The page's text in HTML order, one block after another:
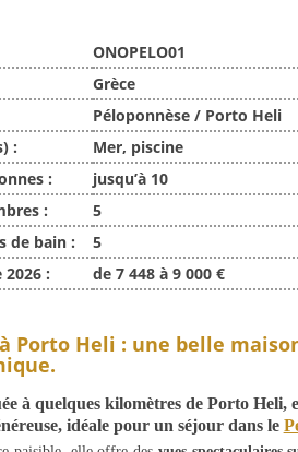
ONOPELO01
Grèce
Péloponnèse / Porto Heli
:
Mer, piscine
:
jusqu’à 10
:
5
de bain :
5
:
de 7 448 à 9 000 €
Porto Heli : une belle
à quelques kilomètres de Porto Heli,
idéale pour un séjour dans le